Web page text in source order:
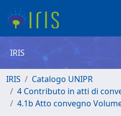
IRIS
IRIS
Catalogo UNIPR
4 Contributo in atti di
4.1b Atto convegno